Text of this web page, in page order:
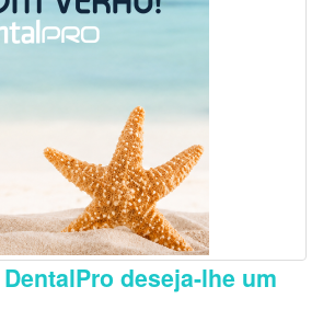
deseja-lhe um